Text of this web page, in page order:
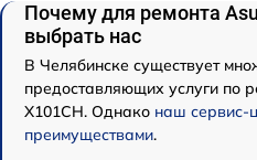
Почему для ремонта
выбрать нас
В Челябинске существует
предоставляющих услуги по
X101CH. Однако наш сервис-
преимуществами.